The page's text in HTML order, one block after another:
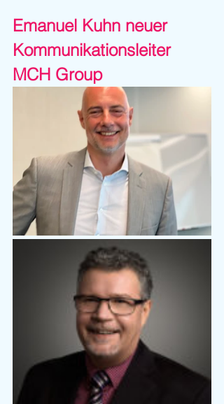
Emanuel Kuhn neuer
Kommunikationsleiter
MCH Group